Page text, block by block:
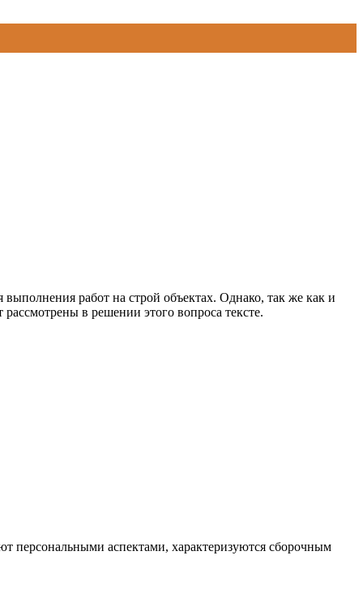
работ на строй объектах. Однако, так же как и
в решении этого вопроса тексте.
персональными аспектами, характеризуются сборочным